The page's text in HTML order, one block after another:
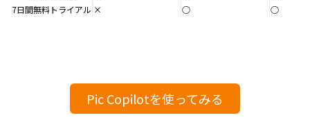
7日間無料トライアル × ○ ○
Pic Copilotを使ってみる